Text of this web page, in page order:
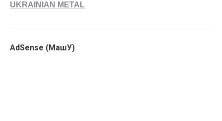
UKRAINIAN METAL
AdSense (МашУ)